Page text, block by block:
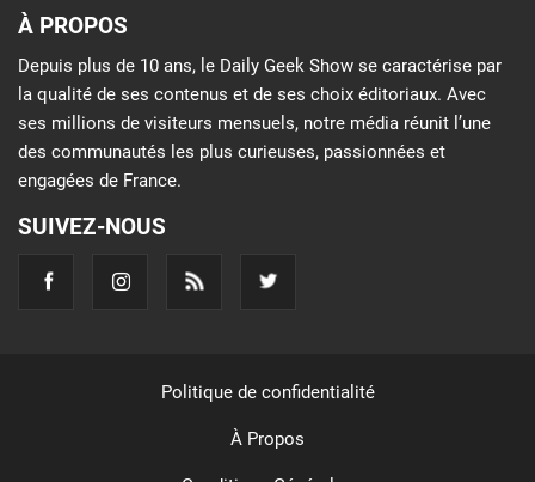
À PROPOS
Depuis plus de 10 ans, le Daily Geek Show se caractérise par
la qualité de ses contenus et de ses choix éditoriaux. Avec
ses millions de visiteurs mensuels, notre média réunit l’une
des communautés les plus curieuses, passionnées et
engagées de France.
SUIVEZ-NOUS
Politique de confidentialité
À Propos